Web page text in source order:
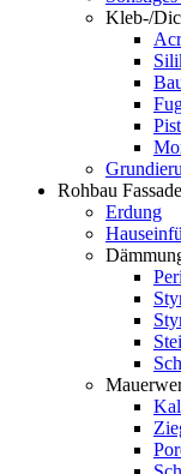
Kleb-/
Rohbau Fassade
Erdung